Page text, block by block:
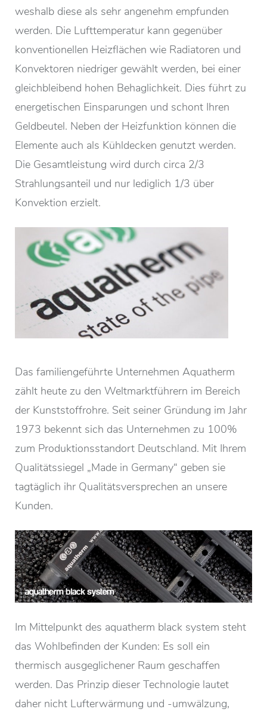
weshalb diese als sehr angenehm empfunden
werden. Die Lufttemperatur kann gegenüber
konventionellen Heizflächen wie Radiatoren und
Konvektoren niedriger gewählt werden, bei einer
gleichbleibend hohen Behaglichkeit. Dies führt zu
energetischen Einsparungen und schont Ihren
Geldbeutel. Neben der Heizfunktion können die
Elemente auch als Kühldecken genutzt werden.
Die Gesamtleistung wird durch circa 2/3
Strahlungsanteil und nur lediglich 1/3 über
Konvektion erzielt.
Das familiengeführte Unternehmen Aquatherm
zählt heute zu den Weltmarktführern im Bereich
der Kunststoffrohre. Seit seiner Gründung im Jahr
1973 bekennt sich das Unternehmen zu 100%
zum Produktionsstandort Deutschland. Mit Ihrem
Qualitätssiegel „Made in Germany“ geben sie
tagtäglich ihr Qualitätsversprechen an unsere
Kunden.
Im Mittelpunkt des aquatherm black system steht
das Wohlbefinden der Kunden: Es soll ein
thermisch ausgeglichener Raum geschaffen
werden. Das Prinzip dieser Technologie lautet
daher nicht Lufterwärmung und -umwälzung,